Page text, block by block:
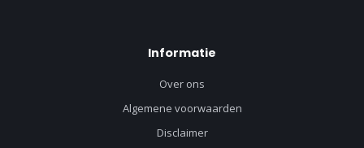
Informatie
Over ons
Algemene voorwaarden
Disclaimer